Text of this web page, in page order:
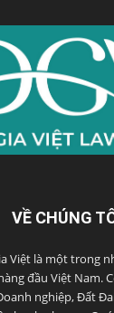
VỀ CHÚNG
Việt là một trong
đầu Việt Nam.
nghiệp, Đất